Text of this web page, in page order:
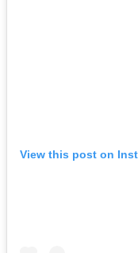
View this post on